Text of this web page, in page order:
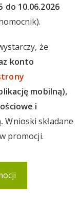
do 10.06.2026
że
konto
mobilną),
i
Wnioski składane
promocji.